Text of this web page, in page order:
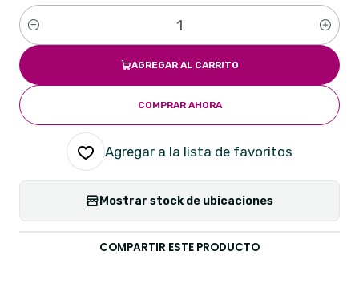
Cantidad
AGREGAR AL CARRITO
COMPRAR AHORA
Agregar a la lista de favoritos
Mostrar stock de ubicaciones
COMPARTIR ESTE PRODUCTO